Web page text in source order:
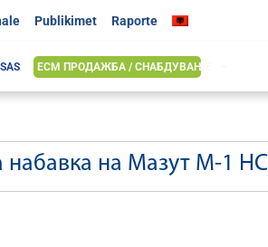
Publikimet Raporte
ЕСМ ПРОДАЖБА / СНАБДУВАЊЕ
на Mазут M-1 НС